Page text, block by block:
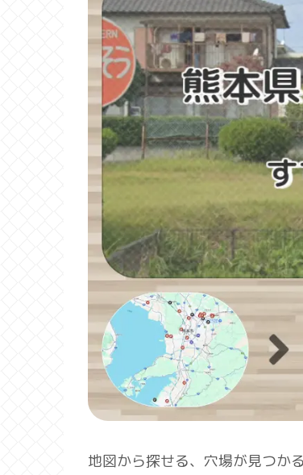
地図から探せる、穴場が見つか